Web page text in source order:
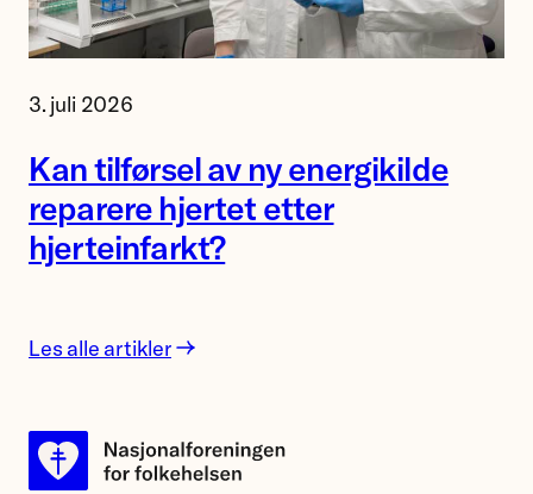
Åsa
og
forsker
Mauro
Calvoli,
i
3. juli 2026
Kan tilførsel av ny energikilde
reparere hjertet etter
hjerteinfarkt?
Les alle artikler